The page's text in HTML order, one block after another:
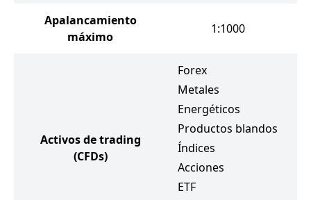
Apalancamiento
máximo
1:1000
Activos de trading
(CFDs)
Forex
Metales
Energéticos
Productos blandos
Índices
Acciones
ETF